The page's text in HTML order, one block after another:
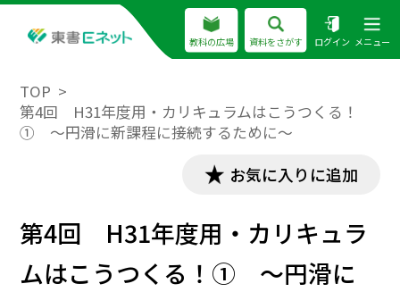
教科の広場 資料をさがす ログイン メニュー
TOP
第4回 H31年度用・カリキュラムはこうつくる！
① ～円滑に新課程に接続するために～
お気に入りに追加
第4回 H31年度用・カリキュラ
ムはこうつくる！① ～円滑に